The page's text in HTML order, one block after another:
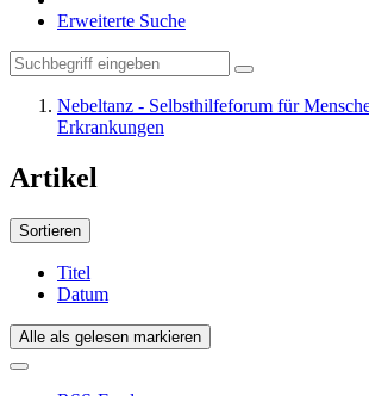
Erweiterte Suche
Nebeltanz - Selbsthilfeforum für
Erkrankungen
Artikel
Sortieren
Titel
Datum
Alle als gelesen markieren